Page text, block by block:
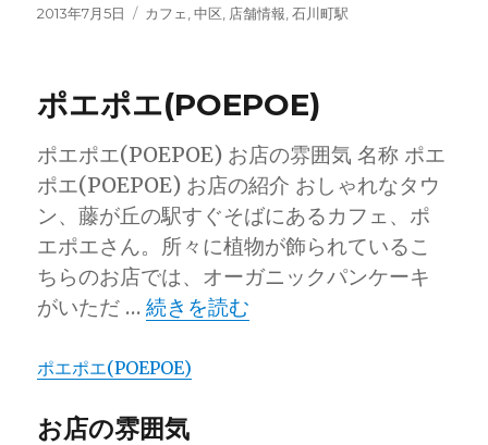
投
2013年7月5日
カ
ー
カフェ ,中区 店舗情報 ,石川町駅
ポエポエ(POEPOE)
ポエポエ(POEPOE) お店の雰囲気 名称 ポエ
ポエ(POEPOE) お店の紹介 おしゃれなタウ
ン、藤が丘の駅すぐそばにあるカフェ、ポ
エポエさん。所々に植物が飾られているこ
ちらのお店では、オーガニックパンケーキ
がいただ …“ポエポエ(POEPOE)” の
続きを読む
ポエポエ(POEPOE)
お店の雰囲気